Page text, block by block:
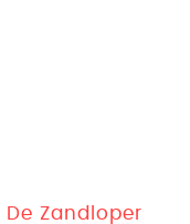
De Zandloper